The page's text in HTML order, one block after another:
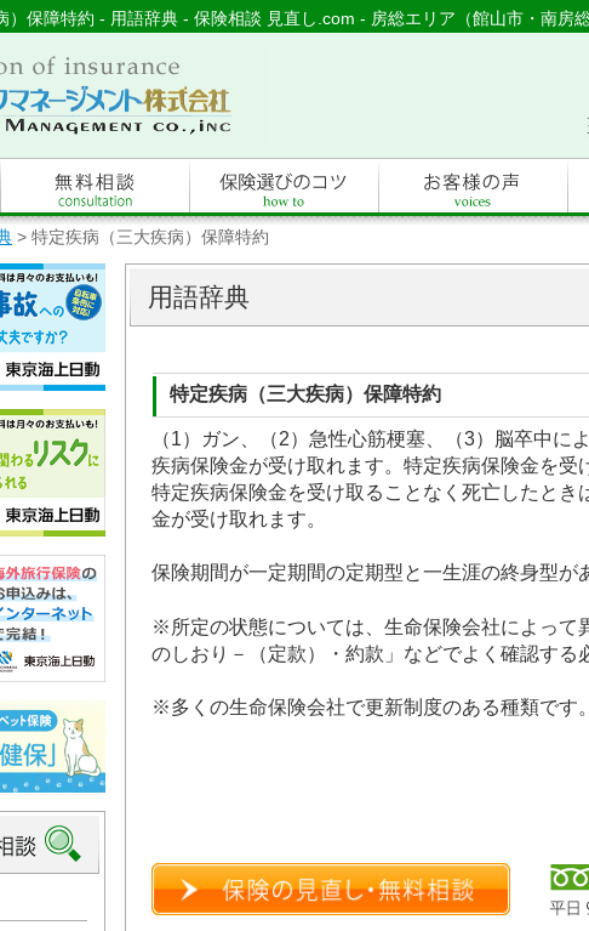
）保障特約 - 用語辞典 - 保険相談 見直し.com - 房総エリア（館山市・南房
> 特定疾病（三大疾病）保障特約
用語辞典
特定疾病（三大疾病）保障特約
（1）ガン、（2）急性心筋梗塞、（3）脳卒中に
疾病保険金が受け取れます。特定疾病保険金を受
特定疾病保険金を受け取ることなく死亡したとき
金が受け取れます。
保険期間が一定期間の定期型と一生涯の終身型が
※所定の状態については、生命保険会社によって
のしおり－（定款）・約款」などでよく確認する
※多くの生命保険会社で更新制度のある種類です。